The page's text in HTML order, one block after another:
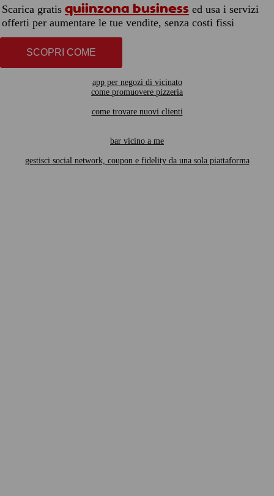
Scarica gratis quiinzona business ed usa i servizi
offerti per aumentare le tue vendite, senza costi fissi
SCOPRI COME
app per negozi di vicinato
come promuovere pizzeria
come trovare nuovi clienti
bar vicino a me
gestisci social network, coupon e fidelity da una sola piattaforma